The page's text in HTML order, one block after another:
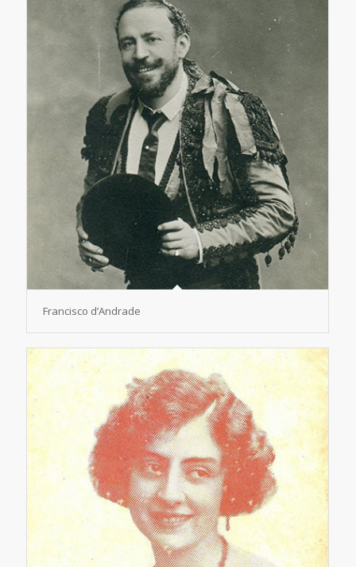
Francisco d’Andrade